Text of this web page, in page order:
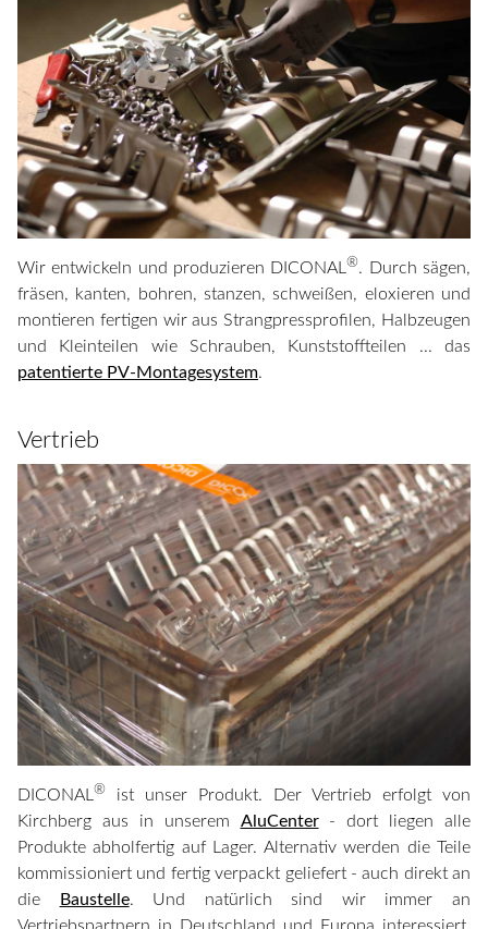
Wir entwickeln und produzieren DICONAL®. Durch sägen,
fräsen, kanten, bohren, stanzen, schweißen, eloxieren und
montieren fertigen wir aus Strangpressprofilen, Halbzeugen
und Kleinteilen wie Schrauben, Kunststoffteilen ... das
patentierte PV-Montagesystem.
Vertrieb
DICONAL ®
ist unser Produkt. Der Vertrieb erfolgt von
Kirchberg aus in unserem AluCenter- dort liegen alle
Produkte abholfertig auf Lager. Alternativ werden die Teile
kommissioniert und fertig verpackt geliefert - auch direkt an
die
Baustelle. Und natürlich sind wir immer an